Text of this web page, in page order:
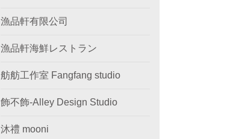
漁品軒有限公司
漁品軒海鮮レストラン
舫舫工作室 Fangfang studio
飾不飾-Alley Design Studio
沐禮 mooni